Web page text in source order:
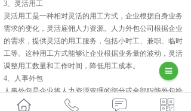
3、灵活用工
灵活用工是一种相对灵活的用工方式，企业根据自身业务
需求的变化，灵活雇佣人力资源。人力外包公司根据企业
的需求，提供灵活的用工服务，包括小时工、兼职、临时
工等。这种用工方式能够让企业根据业务量的波动，灵活
调整用工数量和工作时间，降低用工成本。
4、人事外包
人事外包是企业将人力资源管理的部分或全部职能外包给
专业的人力外包公司。这些职能包括员工招聘、培训、绩